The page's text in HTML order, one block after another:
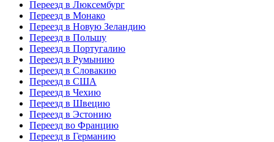
Переезд в Люксембург
Переезд в Монако
Переезд в Новую Зеландию
Переезд в Польшу
Переезд в Португалию
Переезд в Румынию
Переезд в Словакию
Переезд в США
Переезд в Чехию
Переезд в Швецию
Переезд в Эстонию
Переезд во Францию
Переезд в Германию